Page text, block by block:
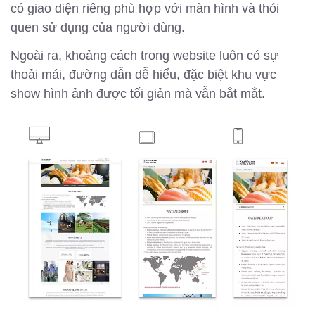
có giao diện riêng phù hợp với màn hình và thói
quen sử dụng của người dùng.
Ngoài ra, khoảng cách trong website luôn có sự
thoải mái, đường dẫn dễ hiểu, đặc biệt khu vực
show hình ảnh được tối giản mà vẫn bắt mắt.